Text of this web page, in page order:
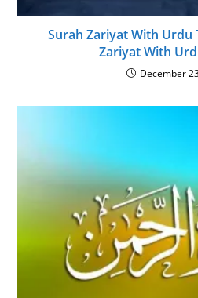
Surah Zariyat With Urdu
Zariyat With
December